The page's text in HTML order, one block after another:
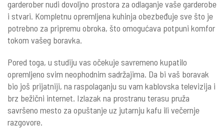
garderober nudi dovoljno prostora za odlaganje vaše garderobe
i stvari. Kompletnu opremljena kuhinja obezbeđuje sve što je
potrebno za pripremu obroka, što omogućava potpuni komfor
tokom vašeg boravka.
Pored toga, u studiju vas očekuje savremeno kupatilo
opremljeno svim neophodnim sadržajima. Da bi vaš boravak
bio još prijatniji, na raspolaganju su vam kablovska televizija i
brz bežični internet. Izlazak na prostranu terasu pruža
savršeno mesto za opuštanje uz jutarnju kafu ili večernje
razgovore.